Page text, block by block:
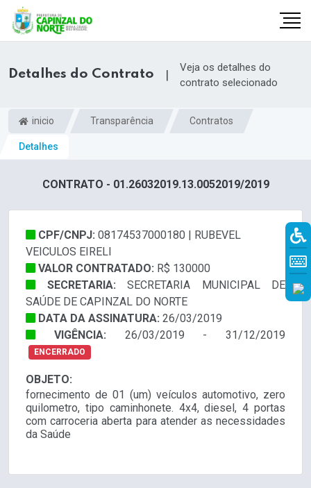
Detalhes do Contrato |
Veja os detalhes do
contrato selecionado
inicio Transparência Contratos
Detalhes
CONTRATO - 01.26032019.13.0052019/2019
CPF/CNPJ: 08174537000180 | RUBEVEL
VEICULOS EIRELI
VALOR CONTRATADO: R$ 130000
SECRETARIA: SECRETARIA MUNICIPAL DE
SAÚDE DE CAPINZAL DO NORTE
DATA DA ASSINATURA: 26/03/2019
VIGÊNCIA: 26/03/2019 - 31/12/2019
ENCERRADO
OBJETO:
fornecimento de 01 (um) veículos automotivo, zero
quilometro, tipo caminhonete. 4x4, diesel, 4 portas
com carroceria aberta para atender as necessidades
da Saúde